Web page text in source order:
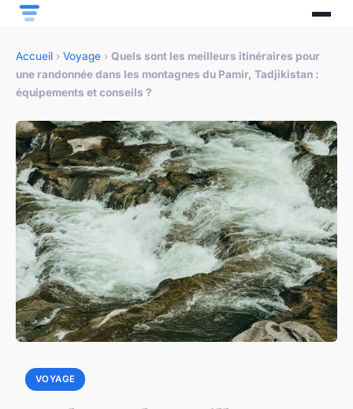
Accueil › Voyage › Quels sont les meilleurs itinéraires pour
une randonnée dans les montagnes du Pamir, Tadjikistan :
équipements et conseils ?
VOYAGE